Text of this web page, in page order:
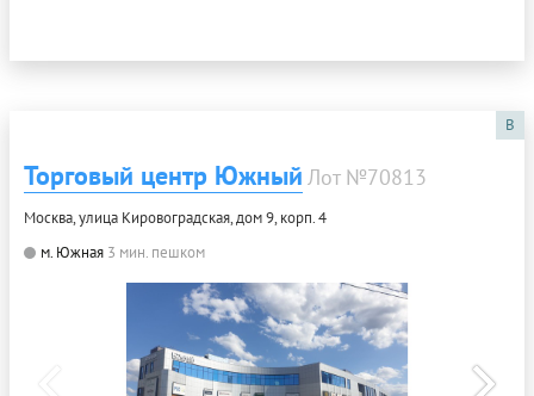
B
Торговый центр Южный Лот №70813
Москва, улица Кировоградская, дом 9, корп. 4
м. Южная 3 мин. пешком